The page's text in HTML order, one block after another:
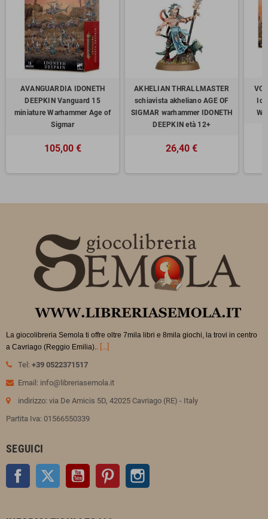
AVANGUARDIA IDONETH
DEEPKIN Vanguard 15
miniature Warhammer Age of
Sigmar
105,00 €
AKHELIAN THRALLMASTER
schiavista akheliano AGE OF
SIGMAR warhammer IDONETH
DEEPKIN età 12+
26,40 €
La giocolibreria Semola ti offre oltre 7mila libri e 8mila giochi, la trovi in centro
a Cavriago (Reggio Emilia).. [...]
Tel: +39 0522371517
Email: info@libreriasemola.it
indirizzo: via De Amicis 5D, 42025 Cavriago (RE) - Italy
Partita Iva: 01566550339
SEGUICI
Facebook Twitter YouTube Pinterest